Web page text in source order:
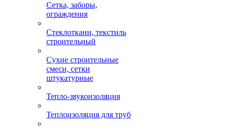
Сетка, заборы,
ограждения
Стеклоткани, текстиль
строительный
Сухие строительные
смеси, сетки
штукатурные
Тепло-звукоизоляция
Теплоизоляция для труб